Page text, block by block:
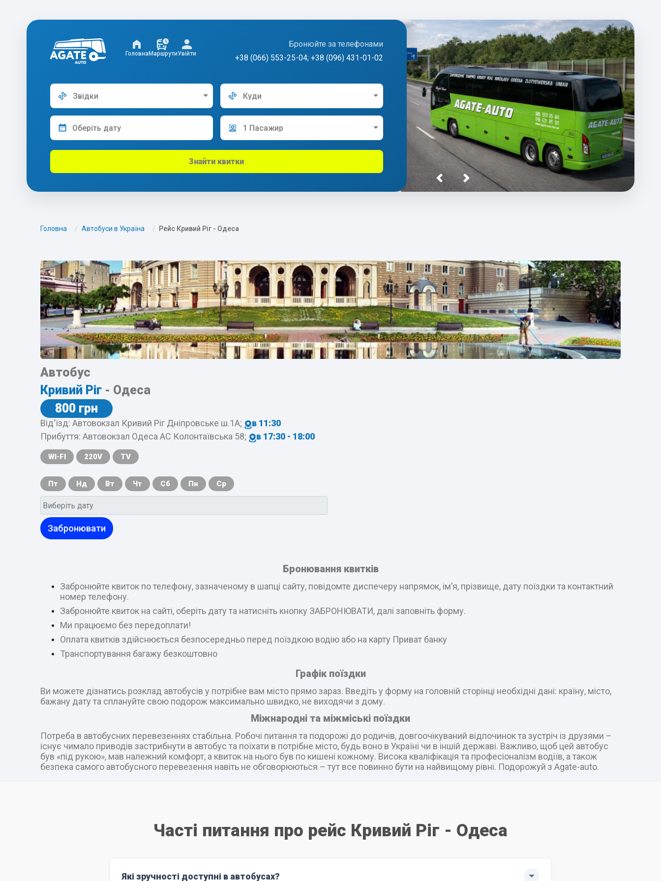
ГоловнаМаршрутиУвійти
Бронюйте за телефонами
+38 (066) 553-25-04; +38 (096) 431-01-02
Звідки Куди
1 Пасажир
Знайти квитки
Головна Автобуси в Україна Рейс Кривий Ріг - Одеса
Автобус
Кривий Ріг - Одеса
800 грн
Від'їзд: Автовокзал Кривий Ріг Дніпровське ш.1А;
в 11:30
Прибуття: Автовокзал Одеса АС Колонтаївська 58;
в 17:30 - 18:00
WI-FI 220V TV
Пт Нд Вт Чт Сб Пн Ср
Забронювати
Бронювання квитків
Забронюйте квиток по телефону, зазначеному в шапці сайту, повідомте диспечеру напрямок, ім’я, прізвище, дату поїздки та контактний
номер телефону.
Забронюйте квиток на сайті, оберіть дату та натисніть кнопку ЗАБРОНЮВАТИ, далі заповніть форму.
Ми працюємо без передоплати!
Оплата квитків здійснюється безпосередньо перед поїздкою водію або на карту Приват банку
Транспортування багажу безкоштовно
Графік поїздки
Ви можете дізнатись розклад автобусів у потрібне вам місто прямо зараз. Введіть у форму на головній сторінці необхідні дані: країну, місто,
бажану дату та сплануйте свою подорож максимально швидко, не виходячи з дому.
Міжнародні та міжміські поїздки
Потреба в автобусних перевезеннях стабільна. Робочі питання та подорожі до родичів, довгоочікуваний відпочинок та зустріч із друзями –
існує чимало приводів застрибнути в автобус та поїхати в потрібне місто, будь воно в Україні чи в іншій державі. Важливо, щоб цей автобус
був «під рукою», мав належний комфорт, а квиток на нього був по кишені кожному. Висока кваліфікація та професіоналізм водіїв, а також
безпека самого автобусного перевезення навіть не обговорюються – тут все повинно бути на найвищому рівні. Подорожуй з Agate-auto.
Часті питання про рейс Кривий Ріг - Одеса
Які зручності доступні в автобусах?